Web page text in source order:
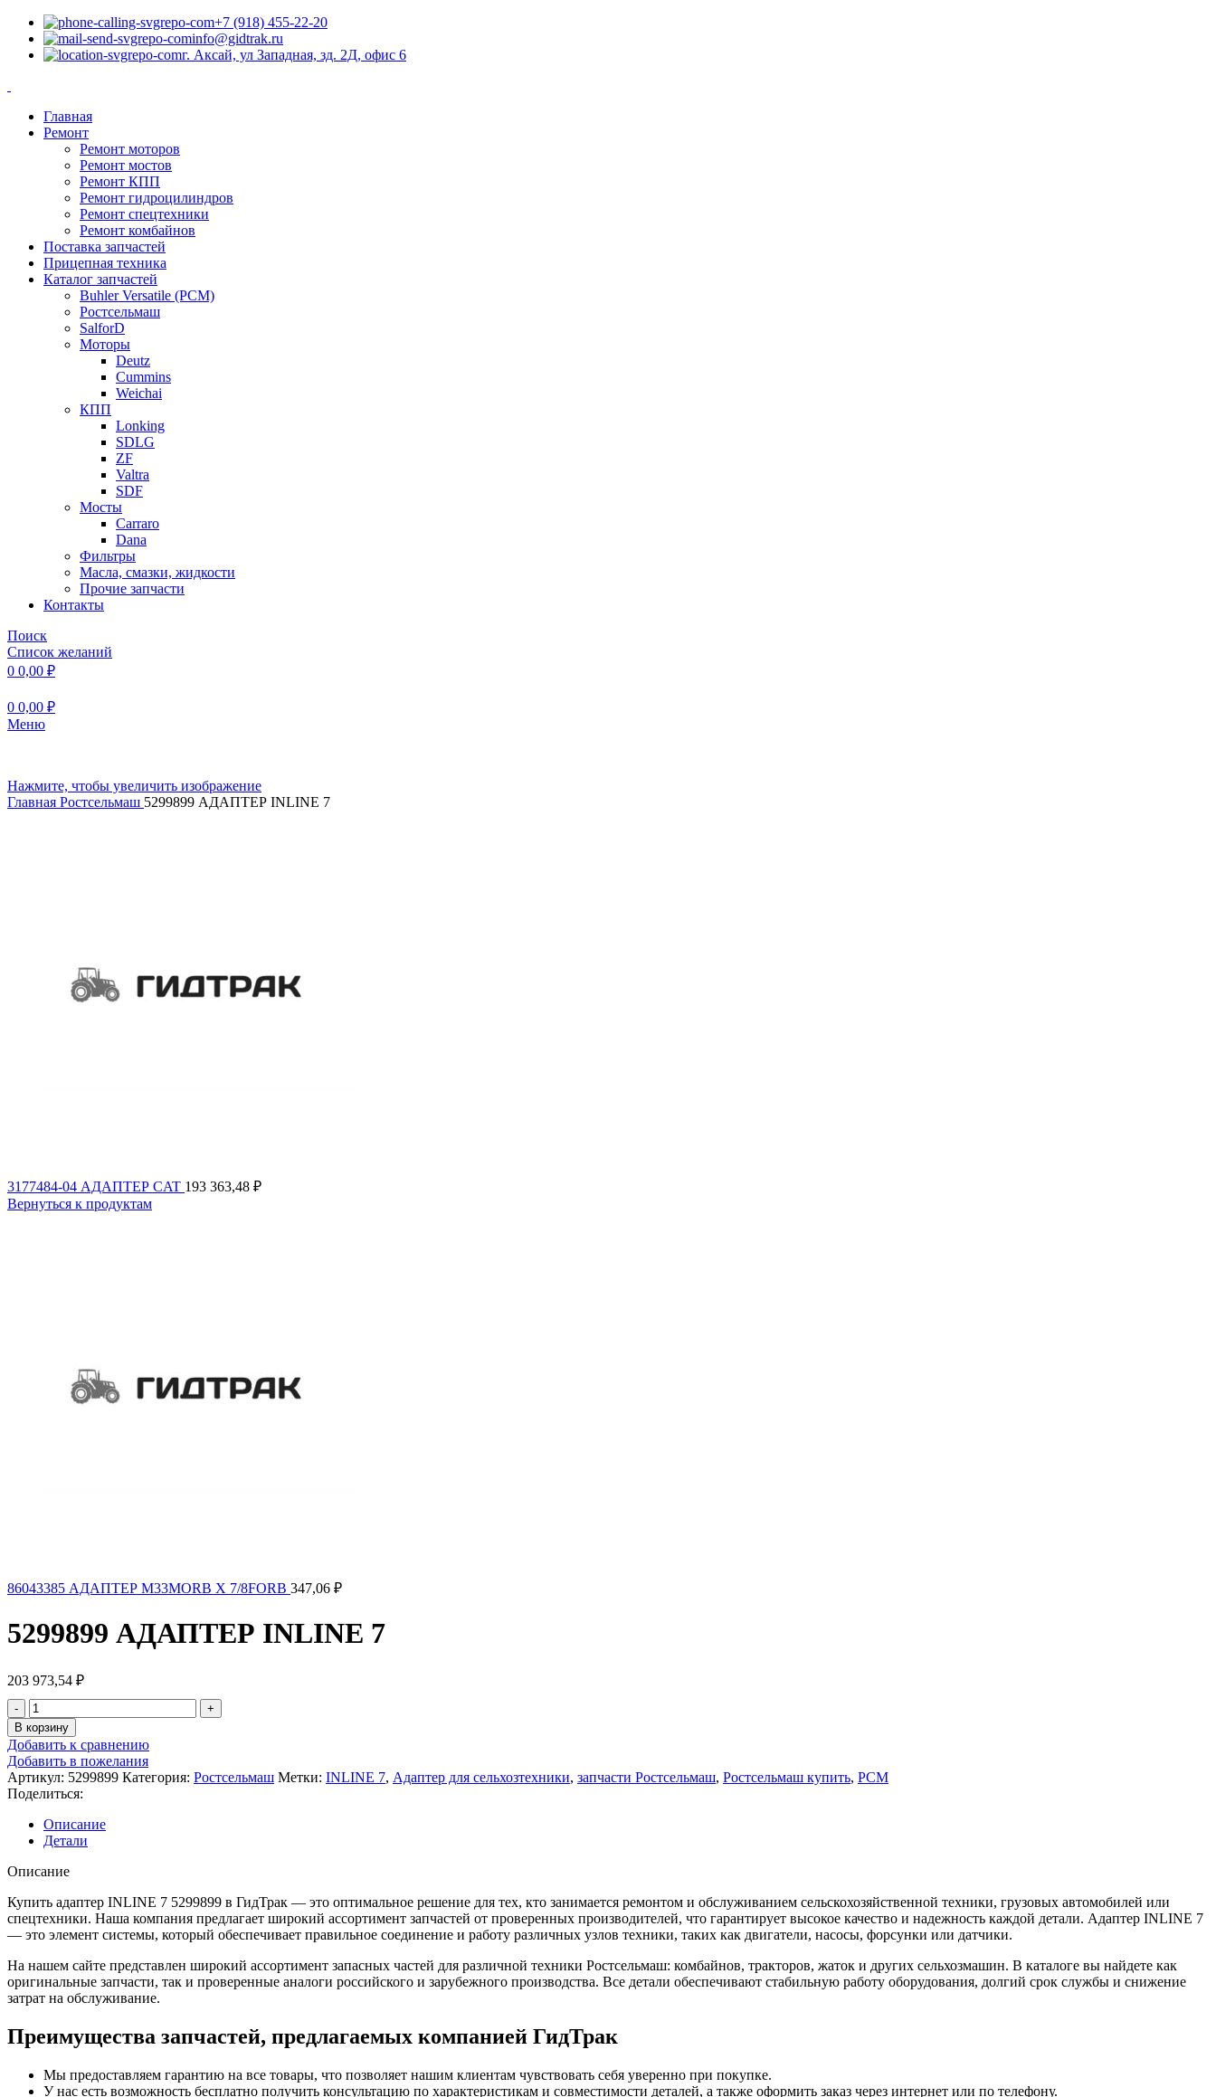
+7 (918) 455-22-20
info@gidtrak.ru
г. Аксай, ул Западная, зд. 2Д, офис 6
Главная
Ремонт
Ремонт моторов
Ремонт мостов
Ремонт КПП
Ремонт гидроцилиндров
Ремонт спецтехники
Ремонт комбайнов
Поставка запчастей
Прицепная техника
Каталог запчастей
Buhler Versatile (РСМ)
Ростсельмаш
SalforD
Моторы
Deutz
Cummins
Weichai
КПП
Lonking
SDLG
ZF
Valtra
SDF
Мосты
Carraro
Dana
Фильтры
Масла, смазки, жидкости
Прочие запчасти
Контакты
Поиск
Список желаний
0 0,00 ₽
0 0,00 ₽
Меню
Нажмите, чтобы увеличить изображение
Главная Ростсельмаш 5299899 АДАПТЕР INLINE 7
3177484-04 АДАПТЕР CAT 193 363,48 ₽
Вернуться к продуктам
86043385 АДАПТЕР M33MORB X 7/8FORB 347,06 ₽
5299899 АДАПТЕР INLINE 7
203 973,54 ₽
В корзину
Добавить к сравнению
Добавить в пожелания
Артикул: 5299899 Категория: Ростсельмаш Метки: INLINE 7, Адаптер для сельхозтехники, запчасти Ростсельмаш, Ростсельмаш купить, РСМ
Поделиться:
Описание
Детали
Описание
Купить адаптер INLINE 7 5299899 в ГидТрак — это оптимальное решение для тех, кто занимается ремонтом и обслуживанием сельскохозяйственной техники, грузовых автомобилей или
спецтехники. Наша компания предлагает широкий ассортимент запчастей от проверенных производителей, что гарантирует высокое качество и надежность каждой детали. Адаптер INLINE 7
— это элемент системы, который обеспечивает правильное соединение и работу различных узлов техники, таких как двигатели, насосы, форсунки или датчики.
На нашем сайте представлен широкий ассортимент запасных частей для различной техники Ростсельмаш: комбайнов, тракторов, жаток и других сельхозмашин. В каталоге вы найдете как
оригинальные запчасти, так и проверенные аналоги российского и зарубежного производства. Все детали обеспечивают стабильную работу оборудования, долгий срок службы и снижение
затрат на обслуживание.
Преимущества запчастей, предлагаемых компанией ГидТрак
Мы предоставляем гарантию на все товары, что позволяет нашим клиентам чувствовать себя уверенно при покупке.
У нас есть возможность бесплатно получить консультацию по характеристикам и совместимости деталей, а также оформить заказ через интернет или по телефону.